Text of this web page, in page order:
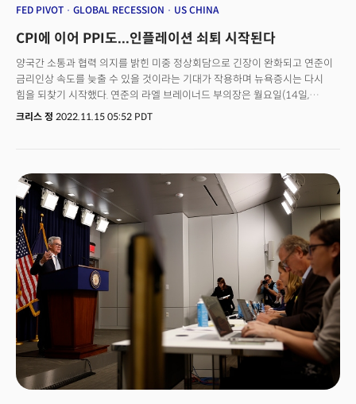
중국 정부의 부동산 부문을 지원하고 코로나 규제를 완화하는 조치 덕분에
확대하며 2개월 최고치를 기록했다.
FED PIVOT GLOBAL RECESSION US CHINA
CPI에 이어 PPI도...인플레이션 쇠퇴 시작된다
양국간 소통과 협력 의지를 밝힌 미중 정상회담으로 긴장이 완화되고 연준이
금리인상 속도를 늦출 수 있을 것이라는 기대가 작용하며 뉴욕증시는 다시
힘을 되찾기 시작했다. 연준의 라엘 브레이너드 부의장은 월요일(14일,
현지시각) "금리인상 속도를 늦추는 것이 적절할 것."이라 발언해 긍정적인
등 주요 반도체 기업들이 모두 급등했고 빅테크 기업들도 강세를 보였다. 미중
정상회담으로 긴장이 완화되고 중국 정부가 부동산 부문을 지원할 것으로
전망이 되면서 중국 증시 역시 급등했다. 특히 코로나 경제 봉쇄를 완화하는
조치를 발표하며 투자심리가 크게 개선돼 홍콩 항셍지수가 4%가 넘게
급등하는 등 기술주의 회복세가 두드러졌다. 라엘 브레이너드의 발언으로
연준의 정책전환(Fed Pivot)에 대한 기대가 커지며 금리와 달러는 하락세를
이어갔다. 특히 달러는 주요 통화 바스켓 대비 하락세를 이어가며 8월 18일
이후 최저치를 기록했다. 달러의 약세로 글로벌 경제에 훈풍이 불었지만
다가올 경기침체에 대한 우려는 여전하다는 평이다. 3분기 일본 경제는 4분기
만에 역성장을 보이며 예상치 못한 위축을 기록했고 중국의 소매판매도
예상보다 부진하며 글로벌 경제가 성장의 위험에 처해있음을 시사했다. 지난
주 소비자물가지수의 언더슈팅으로 긍정적 투자심리가 이어지는 가운데 이번
주 투자자들은 연준 위원들의 계속되는 발언에 주목할 것으로 전망된다. 라엘
브레이너드에 이어 화요일(15일, 현지시각)은 패트릭 하커 필라델피아 연은
크리스 정 2022.11.15 05:52 PDT